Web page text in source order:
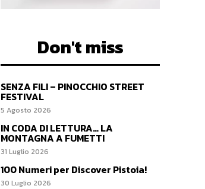
Don't miss
SENZA FILI – PINOCCHIO STREET
FESTIVAL
5 Agosto 2026
IN CODA DI LETTURA… LA
MONTAGNA A FUMETTI
31 Luglio 2026
100 Numeri per Discover Pistoia!
30 Luglio 2026